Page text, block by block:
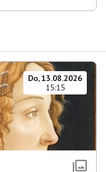
Do, 13.08.2026
15:15